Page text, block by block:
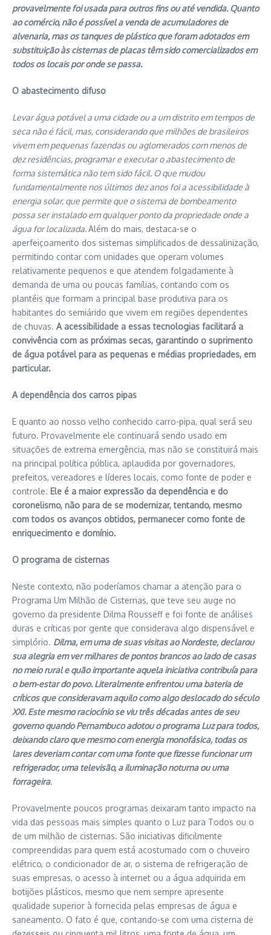
provavelmente foi usada para outros fins ou até vendida. Quanto
ao comércio, não é possível a venda de acumuladores de
alvenaria, mas os tanques de plástico que foram adotados em
substituição às cisternas de placas têm sido comercializados em
todos os locais por onde se passa.
O abastecimento difuso
Levar água potável a uma cidade ou a um distrito em tempos de
seca não é fácil, mas, considerando que milhões de brasileiros
vivem em pequenas fazendas ou aglomerados com menos de
dez residências, programar e executar o abastecimento de
forma sistemática não tem sido fácil. O que mudou
fundamentalmente nos últimos dez anos foi a acessibilidade à
energia solar, que permite que o sistema de bombeamento
possa ser instalado em qualquer ponto da propriedade onde a
água for localizada.Além do mais, destaca-se o
aperfeiçoamento dos sistemas simplificados de dessalinização,
permitindo contar com unidades que operam volumes
relativamente pequenos e que atendem folgadamente à
demanda de uma ou poucas famílias, contando com os
plantéis que formam a principal base produtiva para os
habitantes do semiárido que vivem em regiões dependentes
de chuvas. A acessibilidade a essas tecnologias facilitará a
convivência com as próximas secas, garantindo o suprimento
de água potável para as pequenas e médias propriedades, em
particular.
A dependência dos carros pipas
E quanto ao nosso velho conhecido carro-pipa, qual será seu
futuro. Provavelmente ele continuará sendo usado em
situações de extrema emergência, mas não se constituirá mais
na principal política pública, aplaudida por governadores,
prefeitos, vereadores e líderes locais, como fonte de poder e
controle. Ele é a maior expressão da dependência e do
coronelismo, não para de se modernizar, tentando, mesmo
com todos os avanços obtidos, permanecer como fonte de
enriquecimento e domínio.
O programa de cisternas
Neste contexto, não poderíamos chamar a atenção para o
Programa Um Milhão de Cisternas, que teve seu auge no
governo da presidente Dilma Rousseff e foi fonte de análises
duras e críticas por gente que considerava algo dispensável e
simplório. Dilma, em uma de suas visitas ao Nordeste, declarou
sua alegria em ver milhares de pontos brancos ao lado de casas
no meio rural e quão importante aquela iniciativa contribuía para
o bem-estar do povo. Literalmente enfrentou uma bateria de
críticos que consideravam aquilo como algo deslocado do século
XXI. Este mesmo raciocínio se viu três décadas antes de seu
governo quando Pernambuco adotou o programa Luz para todos,
deixando claro que mesmo com energia monofásica, todas os
lares deveriam contar com uma fonte que fizesse funcionar um
refrigerador, uma televisão, a iluminação noturna ou uma
forrageira.
Provavelmente poucos programas deixaram tanto impacto na
vida das pessoas mais simples quanto o Luz para Todos ou o
de um milhão de cisternas. São iniciativas dificilmente
compreendidas para quem está acostumado com o chuveiro
elétrico, o condicionador de ar, o sistema de refrigeração de
suas empresas, o acesso à internet ou a água adquirida em
botijões plásticos, mesmo que nem sempre apresente
qualidade superior à fornecida pelas empresas de água e
saneamento. O fato é que, contando-se com uma cisterna de